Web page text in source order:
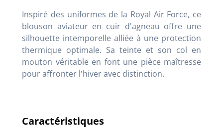
Inspiré des uniformes de la Royal Air Force, ce
blouson aviateur en cuir d'agneau offre une
silhouette intemporelle alliée à une protection
thermique optimale. Sa teinte et son col en
mouton véritable en font une pièce maîtresse
pour affronter l'hiver avec distinction.
Caractéristiques